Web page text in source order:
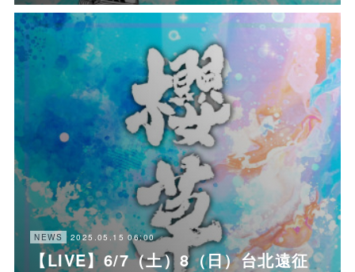
NEWS 2025.05.15 06:00
【LIVE】6/7（土）8（日）台北遠征